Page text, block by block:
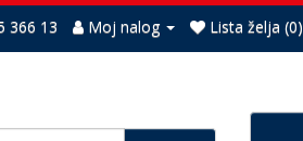
366 13 Moj nalog Lista želja (0)